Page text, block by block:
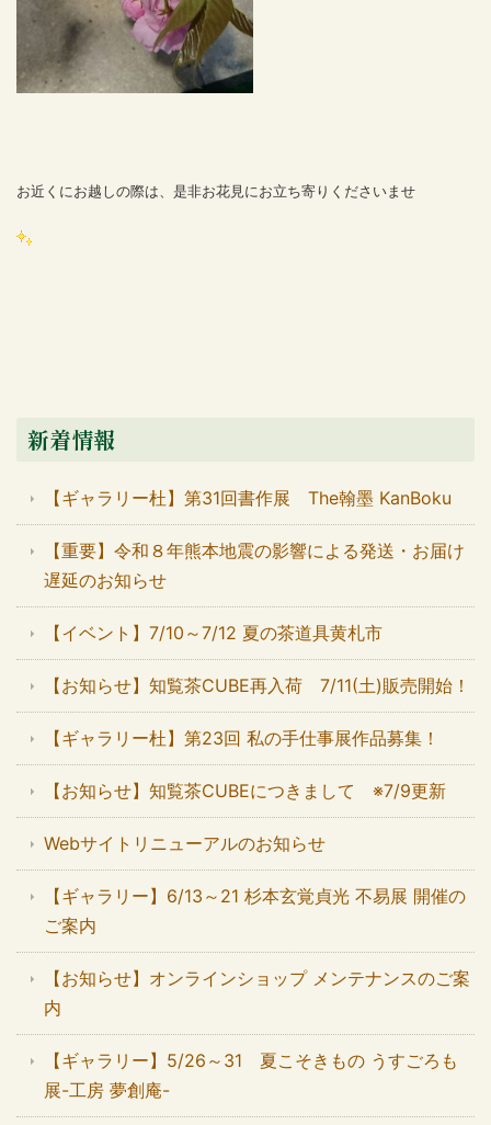
お近くにお越しの際は、是非お花見にお立ち寄りくださいませ
新着情報
【ギャラリー杜】第31回書作展 The翰墨 KanBoku
【重要】令和８年熊本地震の影響による発送・お届け
遅延のお知らせ
【イベント】7/10～7/12 夏の茶道具黄札市
【お知らせ】知覧茶CUBE再入荷 7/11(土)販売開始！
【ギャラリー杜】第23回 私の手仕事展作品募集！
【お知らせ】知覧茶CUBEにつきまして ※7/9更新
Webサイトリニューアルのお知らせ
【ギャラリー】6/13～21 杉本玄覚貞光 不易展 開催の
ご案内
【お知らせ】オンラインショップ メンテナンスのご案
内
【ギャラリー】5/26～31 夏こそきもの うすごろも
展-工房 夢創庵-